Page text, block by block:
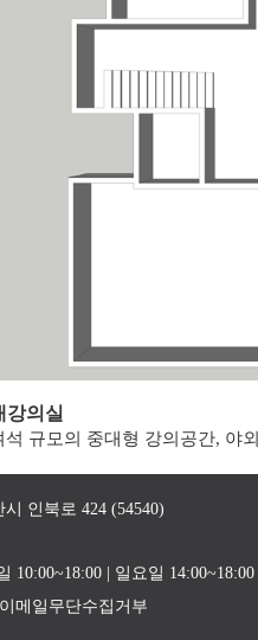
강의실
석 규모의 중대형 강의공간, 야
인북로 424 (54540)
10:00~18:00 | 일요일
이메일무단수집거부